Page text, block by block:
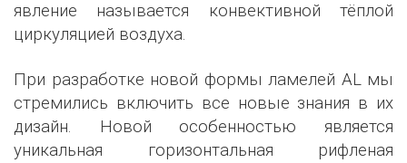
явление называется конвективной тёплой
циркуляцией воздуха.
При разработке новой формы ламелей AL мы
стремились включить все новые знания в их
дизайн. Новой особенностью является
уникальная горизонтальная рифленая